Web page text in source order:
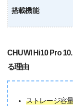
搭載機能
CHUWI Hi10 Pro
る理由
ストレージ容